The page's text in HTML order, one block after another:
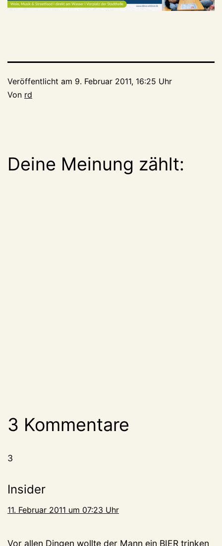
Veröffentlicht am 9. Februar 2011, 16:25 Uhr
Von rd
Deine Meinung zählt:
3 Kommentare
3
Insider
11. Februar 2011 um 07:23 Uhr
Vor allen Dingen wollte der Mann ein BIER trinken